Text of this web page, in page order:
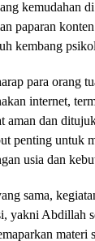
kemudahan
paparan
kembang
para orang
internet,
aman dan
penting untuk
usia dan
sama,
yakni Abdillah
materi